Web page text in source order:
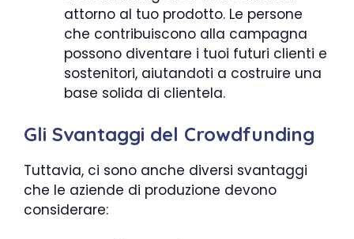
attorno al tuo prodotto. Le persone
che contribuiscono alla campagna
possono diventare i tuoi futuri clienti e
sostenitori, aiutandoti a costruire una
base solida di clientela.
Gli Svantaggi del Crowdfunding
Tuttavia, ci sono anche diversi svantaggi
che le aziende di produzione devono
considerare: